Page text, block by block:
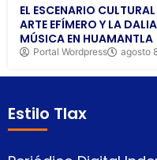
EL ESCENARIO
ARTE EFÍMERO Y LA
MÚSICA EN HUAMANTLA
Portal Wordpress agosto
Estilo Tlax